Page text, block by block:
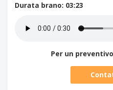
Durata brano: 03:23
Per un